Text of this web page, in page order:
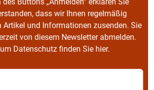
dass wir Ihnen regelmäßig
Artikel und Informationen zusenden. Sie
von diesem Newsletter abmelden.
Datenschutz finden Sie hier.